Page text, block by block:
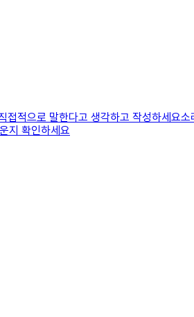
적으로 말한다고 생각하고 작성하세요
지 확인하세요